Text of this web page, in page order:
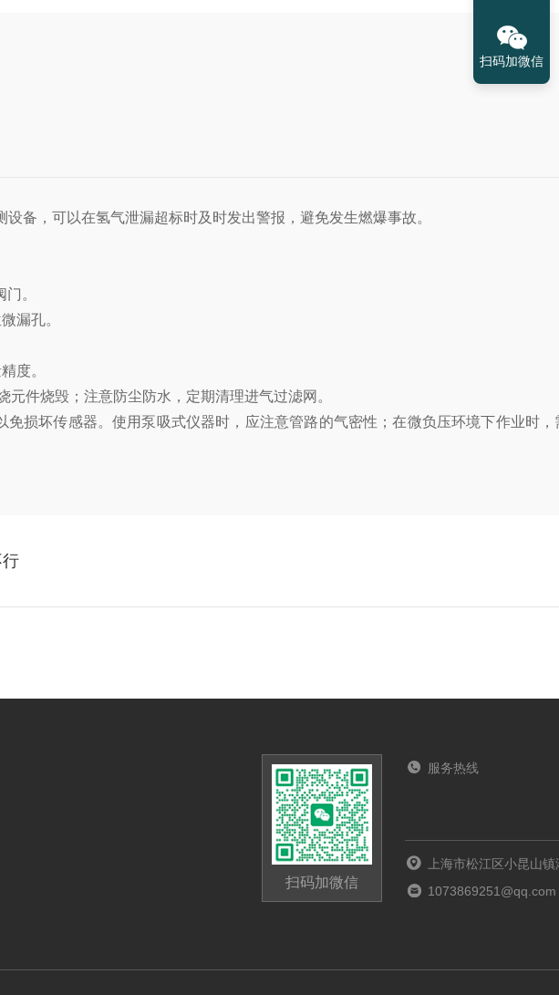
备‌，可以在氢气泄漏超标时及时发出警报，避免发生燃爆事故。
。
漏孔。
度。
件烧毁；注意防尘防水，定期清理进气过滤网。
坏传感器。使用泵吸式仪器时，应注意管路的气密性；在微负压环境下作业时，
扫码加微信
服务热线
上海市松江区小昆山
1073869251@qq.com
扫码加微信